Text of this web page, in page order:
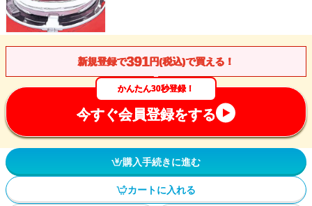
新規登録で391 円(税込)で買える！
かんたん30秒登録！
今すぐ会員登録をする
購入手続きに進む
カートに入れる